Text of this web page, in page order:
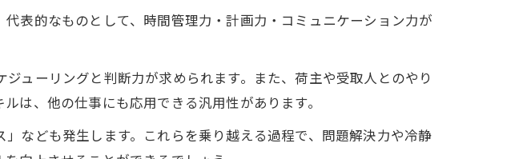
表的なものとして、時間管理力・計画力・コミュニケーション力が
ューリングと判断力が求められます。また、荷主や受取人とのやり
は、他の仕事にも応用できる汎用性があります。
なども発生します。これらを乗り越える過程で、問題解決力や冷静